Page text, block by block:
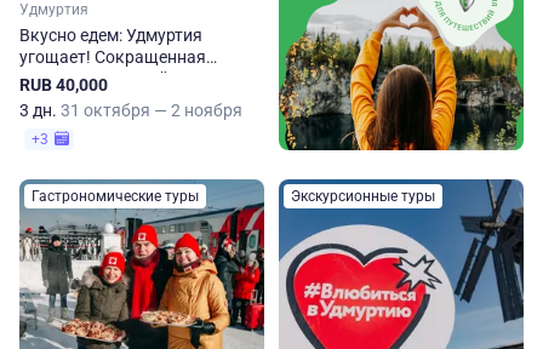
Удмуртия
Вкусно едем: Удмуртия
угощает! Сокращенная
программа. Зимой и осенью
RUB 40,000
3 дн. 31 октября — 2 ноября
+3
Гастрономические туры Экскурсионные туры